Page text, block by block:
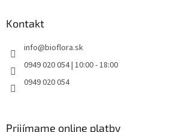
Kontakt
info@bioflora.sk
0949 020 054 | 10:00 - 18:00
0949 020 054
Prijímame online platby